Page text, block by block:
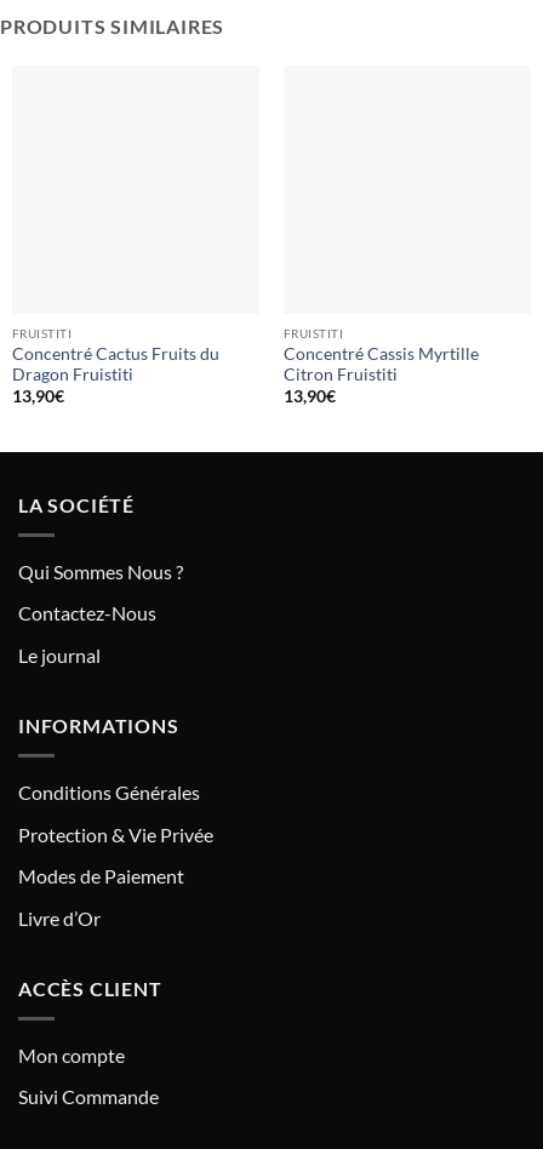
PRODUITS SIMILAIRES
FRUISTITI
Concentré Cactus Fruits du
Dragon Fruistiti
13,90€
FRUISTITI
Concentré Cassis Myrtille
Citron Fruistiti
13,90€
LA SOCIÉTÉ
Qui Sommes Nous ?
Contactez-Nous
Le journal
INFORMATIONS
Conditions Générales
Protection & Vie Privée
Modes de Paiement
Livre d’Or
ACCÈS CLIENT
Mon compte
Suivi Commande